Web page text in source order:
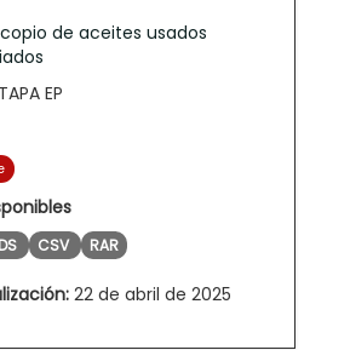
de aceites usados
EP
CSV RAR
22 de abril de 2025